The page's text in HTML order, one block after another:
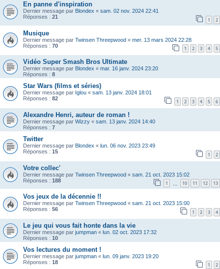
En panne d'inspiration
Dernier message par Blondex « sam. 02 nov. 2024 22:41
Réponses : 21 1 2
Musique
Dernier message par Twinsen Threepwood « mer. 13 mars 2024 22:28
Réponses : 70 1 2 3 4 5
Vidéo Super Smash Bros Ultimate
Dernier message par Blondex « mar. 16 janv. 2024 23:20
Réponses : 8
Star Wars (films et séries)
Dernier message par Iglou « sam. 13 janv. 2024 18:01
Réponses : 82 1 2 3 4 5 6
Alexandre Henri, auteur de roman !
Dernier message par Wizzy « sam. 13 janv. 2024 14:40
Réponses : 7
Twitter
Dernier message par Blondex « lun. 06 nov. 2023 23:49
Réponses : 15 1 2
Votre collec'
Dernier message par Twinsen Threepwood « sam. 21 oct. 2023 15:02
Réponses : 188 1 10 11 12 13
Vos jeux de la décennie !!
Dernier message par Twinsen Threepwood « sam. 21 oct. 2023 15:00
Réponses : 56 1 2 3 4
Le jeu qui vous fait honte dans la vie
Dernier message par jumpman « lun. 02 oct. 2023 17:32
Réponses : 10
Vos lectures du moment !
Dernier message par jumpman « lun. 09 janv. 2023 19:20
Réponses : 18 1 2